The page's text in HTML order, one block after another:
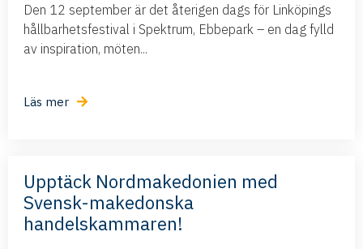
Den 12 september är det återigen dags för Linköpings
hållbarhetsfestival i Spektrum, Ebbepark – en dag fylld
av inspiration, möten...
Läs mer
Upptäck Nordmakedonien med
Svensk-makedonska
handelskammaren!